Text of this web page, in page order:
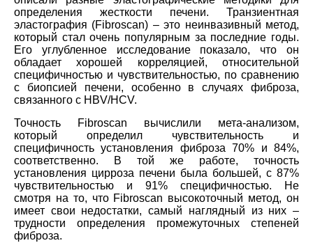
определения жесткости печени. Транзиентная
эластография (Fibroscan) – это неинвазивный метод,
который стал очень популярным за последние годы.
Его углубленное исследование показало, что он
обладает хорошей корреляцией, относительной
специфичностью и чувствительностью, по сравнению
с биопсией печени, особенно в случаях фиброза,
связанного с HBV/HCV.
Точность Fibroscan вычислили мета-анализом,
который определил чувствительность и
специфичность установления фиброза 70% и 84%,
соответственно. В той же работе, точность
установления цирроза печени была большей, с 87%
чувствительностью и 91% специфичностью. Не
смотря на то, что Fibroscan высокоточный метод, он
имеет свои недостатки, самый наглядный из них –
трудности определения промежуточных степеней
фиброза.